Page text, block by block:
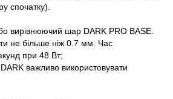
спочатку).
вирівнюючий шар DARK PRO BASE.
не більше ніж 0.7 мм. Час
при 48 Вт;
важливо використовувати